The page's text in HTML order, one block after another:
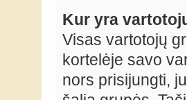
Kur yra
Visas vartotojų
kortelėje savo
nors prisijungti,